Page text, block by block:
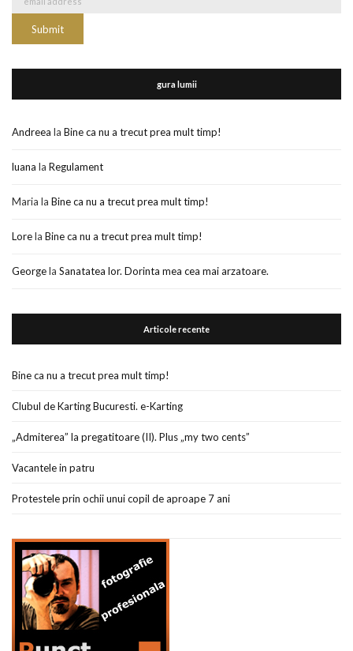
gura lumii
Andreea la Bine ca nu a trecut prea mult timp!
luana la Regulament
Maria la Bine ca nu a trecut prea mult timp!
Lorela Bine ca nu a trecut prea mult timp!
Georgela Sanatatea lor. Dorinta mea cea mai arzatoare.
Articole recente
Bine ca nu a trecut prea mult timp!
Clubul de Karting Bucuresti. e-Karting
„Admiterea” la pregatitoare (II). Plus „my two cents”
Vacantele in patru
Protestele prin ochii unui copil de aproape 7 ani